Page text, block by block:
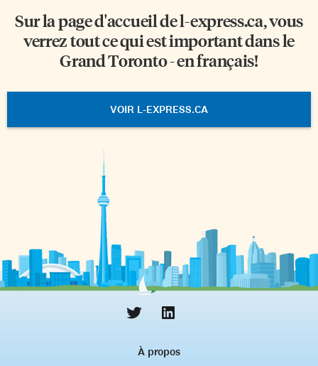
Sur la page d'accueil del-express.ca, vous
verrez tout ce qui est important dans le
Grand Toronto - en français!
VOIR L-EXPRESS.CA
À propos